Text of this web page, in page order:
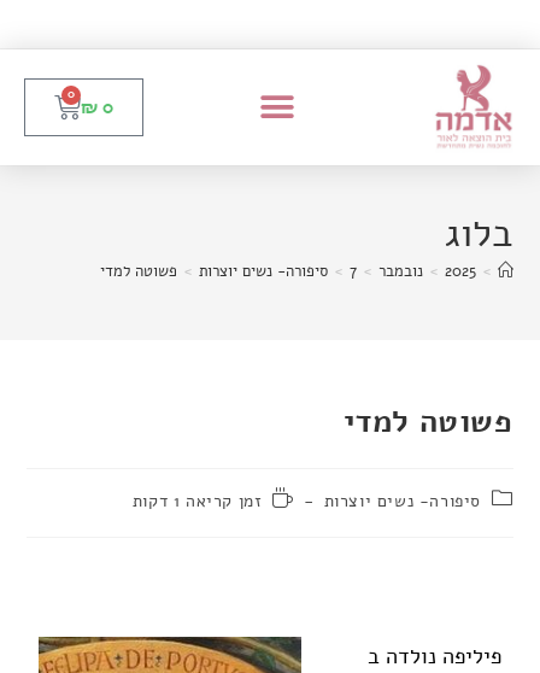
₪ 0
0
בלוג
>
2025
> נובמבר >
7
> סיפורה- נשים יוצרות > פשוטה למדי
פשוטה למדי
סיפורה- נשים יוצרות זמן קריאה 1 דקות
פיליפה נולדה ב